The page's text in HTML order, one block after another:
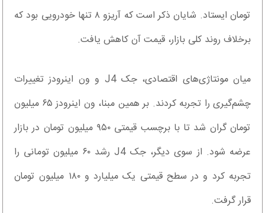
تومان ایستاد. شایان ذکر است که آریزو ۸ تنها خودرویی بود که
برخلاف روند کلی بازار، قیمت آن کاهش یافت.
میان مونتاژی‌های اقتصادی، جک J4 و ون اینرودز تغییرات
چشم‌گیری را تجربه کردند. بر همین مبنا، ون اینرودز ۶۵ میلیون
تومان گران شد تا با برچسب قیمتی ۹۵۰ میلیون تومان در بازار
عرضه شود. از سوی دیگر، جک J4 رشد ۶۰ میلیون تومانی را
تجربه کرد و در سطح قیمتی یک میلیارد و ۱۸۰ میلیون تومان
قرار گرفت.